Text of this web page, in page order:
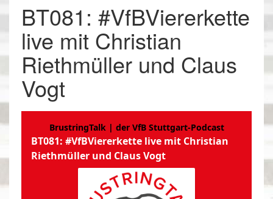
BT081: #VfBViererkette
live mit Christian
Riethmüller und Claus
Vogt